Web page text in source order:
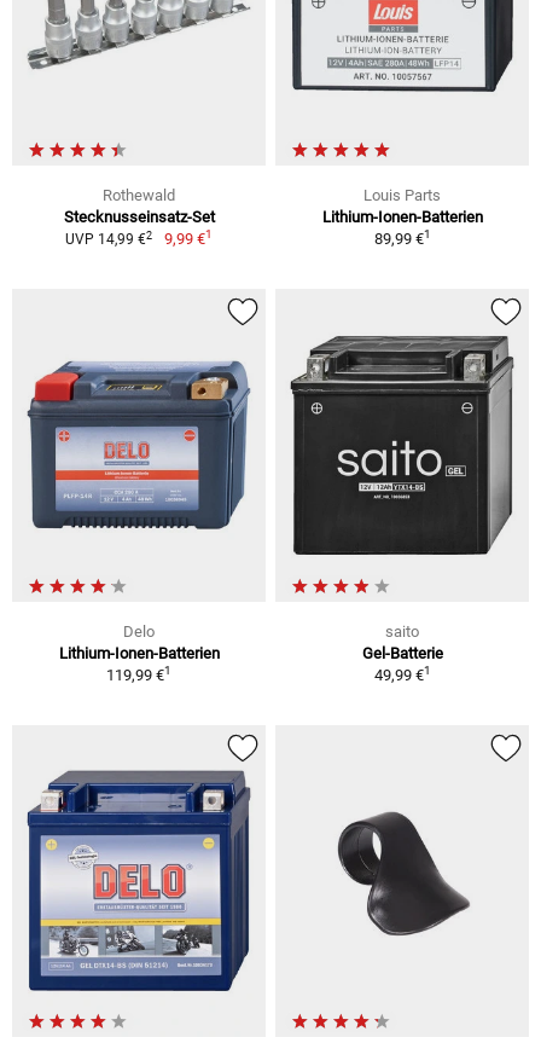
Rothewald
Stecknusseinsatz-Set
UVP 14,99 €2 9,99 €1
Louis Parts
Lithium-Ionen-Batterien
89,99 €1
Delo
Lithium-Ionen-Batterien
119,99 €1
saito
Gel-Batterie
49,99 €1